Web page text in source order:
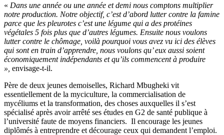
« Dans une année ou une année et demi nous comptons multiplier
notre production. Notre objectif, c’est d’abord lutter contre la famine
parce que les pleurotes c’est une légume qui a des protéines
végétales 5 fois plus que d’autres légumes. Ensuite nous voulons
lutter contre le chômage, voilà pourquoi vous avez vu ici des élèves
qui sont en train d’apprendre, nous voulons qu’ eux aussi soient
économiquement indépendants et qu’ils commencent à produire
», envisage-t-il.
Père de deux jeunes demoiselles, Richard Mbugheki vit
essentiellement de la myciculture, la commercialisation de
mycéliums et la transformation, des choses auxquelles il s’est
spécialisé après avoir arrêté ses études en G2 de santé publique à
l’université faute de moyens financiers. Il encourage les jeunes
diplômés à entreprendre et décourage ceux qui demandent l’emploi.